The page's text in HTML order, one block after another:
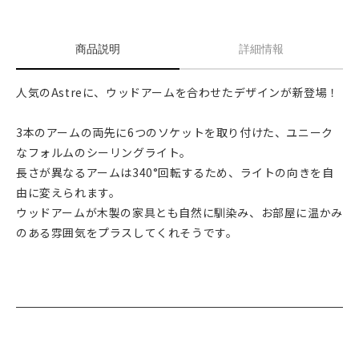
商品説明 詳細情報
人気のAstreに、ウッドアームを合わせたデザインが新登場！
3本のアームの両先に6つのソケットを取り付けた、ユニーク
なフォルムのシーリングライト。
長さが異なるアームは340°回転するため、ライトの向きを自
由に変えられます。
ウッドアームが木製の家具とも自然に馴染み、お部屋に温かみ
のある雰囲気をプラスしてくれそうです。